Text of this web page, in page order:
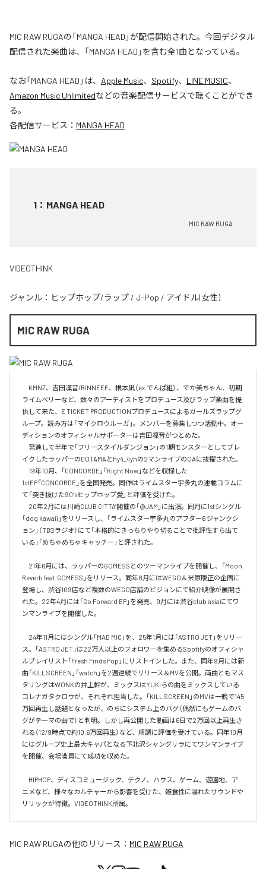
MIC RAW RUGAの「MANGA HEAD」が配信開始された。今回デジタル
配信された楽曲は、「MANGA HEAD」を含む全1曲となっている。
なお「MANGA HEAD 」は、 Apple Music、 Spotify、 LINE MUSIC、
Amazon Music Unlimitedなどの音楽配信サービスで聴くことができ
る。
各配信サービス： MANGA HEAD
1 ： MANGA HEAD
MIC RAW RUGA
VIDEOTHINK
ジャンル： ヒップホップ/ラップ / J-Pop / アイドル(女性)
MIC RAW RUGA
KMNZ、吉田凜音/RINNEEE、根本凪（ex.でんぱ組）、でか美ちゃん、初期
ライムベリーなど、数々のアーティストをプロデュース及びラップ楽曲を提
供して来た、E TICKET PRODUCTIONプロデュースによるガールズラップグ
ループ。読み方は「マイクロウルーガ」。メンバーを募集しつつ活動中。オー
ディションのオフィシャルサポーターは吉田凜音がつとめた。
発進して半年で「フリースタイルダンジョン」の1期モンスターとしてブレ
イクしたラッパーのDOTAMAとhy4_4yhの2マンライブのOAに抜擢された。
19年10月、「CONCORDE」「Right Now」などを収録した
1stEP「CONCORDE」を全国発売。同作はライムスター宇多丸の連載コラムに
て「突き抜けた90’sヒップホップ愛」と評価を受けた。
20年2月には川崎CLUB CITTA’開催の「@JAM」に出演。同月に1stシングル
「dog kawaii」をリリースし、「ライムスター宇多丸のアフター6 ジャンクシ
ョン」（TBSラジオ）にて「本格的にきっちりやり切ることで批評性すら出て
いる」「めちゃめちゃキャッチー」と評された。
21年6月には、ラッパーのGOMESSとのツーマンライブを開催し、「Moon
Reverb feat.GOMESS」をリリース。同年8月にはWEGO＆米原康正の企画に
登場し、渋谷109店など複数のWEGO店舗のビジョンにて紹介映像が展開さ
れた。22年4月には「Go Forward EP」を発売、9月には渋谷club asiaにてワ
ンマンライブを開催した。
24年11月にはシングル「MAD MIC」を、25年1月には「ASTRO JET」をリリー
ス。「ASTRO JET」は22万人以上のフォロワーを集めるSpotifyのオフィシャ
ルプレイリスト「Fresh Finds Pop」にリストインした。また、同年9月には新
曲「KILL SCREEN」「watch」を2週連続でリリース＆MVを公開。両曲ともマス
タリングはWONKの井上幹が、ミックスはYUKIらの曲をミックスしている
コレナガタクロウが、それぞれ担当した。「KILL SCREEN」のMVは一晩で145
万回再生し話題となったが、のちにシステム上のバグ（偶然にもゲームのバ
グがテーマの曲で）と判明。しかし再公開した動画は6日で2万回以上再生さ
れる（12/9時点で約10.6万回再生）など、順調に評価を受けている。同年10月
にはグループ史上最大キャパとなる下北沢シャングリラにてワンマンライブ
を開催、会場満員にて成功を収めた。
HIPHOP、ディスコミュージック、テクノ、ハウス、ゲーム、遊園地、ア
ニメなど、様々なカルチャーから影響を受けた、雑食性に溢れたサウンドや
リリックが特徴。VIDEOTHINK所属。
MIC RAW RUGAの他のリリース： MIC RAW RUGA